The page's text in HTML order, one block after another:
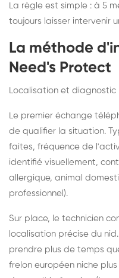
La règle est simple : à 5
toujours laisser intervenir
La méthode
Need's Protect
Localisation et diagnostic
Le premier échange
de qualifier la situation.
faites, fréquence de
identifié visuellement,
allergique, animal
professionnel).
Sur place, le technicien
localisation précise du
prendre plus de temps
frelon européen niche